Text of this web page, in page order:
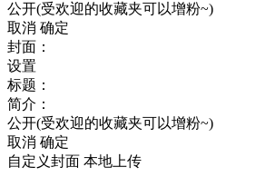
公开(受欢迎的收藏夹可以增粉~)
取消 确定
封面：
设置
标题：
简介：
公开(受欢迎的收藏夹可以增粉~)
取消 确定
自定义封面 本地上传